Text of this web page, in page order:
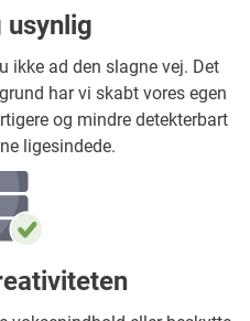
usynlig
ikke ad den slagne vej. Det
har vi skabt vores egen
og mindre detekterbart
ligesindede.